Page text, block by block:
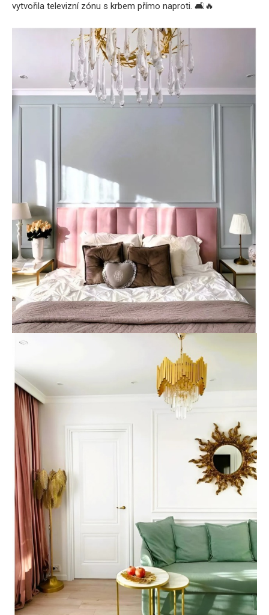
vytvořila televizní zónu s krbem přímo naproti. 🛋️🔥